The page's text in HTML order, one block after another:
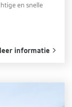
en snelle
informatie